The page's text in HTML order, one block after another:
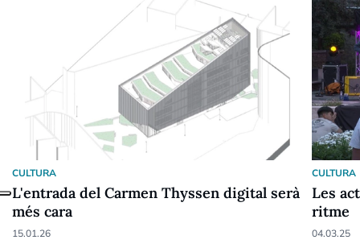
CULTURA
L'entrada del Carmen Thyssen digital serà
més cara
15.01.26
CULTURA
Les
ritme
04.03.25